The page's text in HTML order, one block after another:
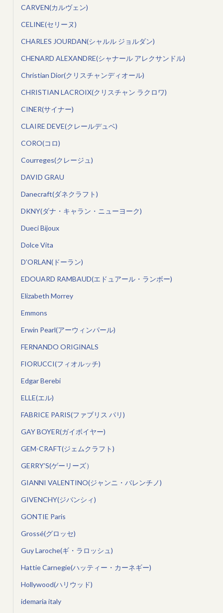
CARVEN(カルヴェン)
CELINE(セリーヌ)
CHARLES JOURDAN(シャルル ジョルダン)
CHENARD ALEXANDRE(シャナール アレクサンドル)
Christian Dior(クリスチャンディオール)
CHRISTIAN LACROIX(クリスチャン ラクロワ)
CINER(サイナー)
CLAIRE DEVE(クレールデュベ)
CORO(コロ)
Courreges(クレージュ)
DAVID GRAU
Danecraft(ダネクラフト)
DKNY(ダナ・キャラン・ニューヨーク)
Dueci Bijoux
Dolce Vita
D’ORLAN(ドーラン)
EDOUARD RAMBAUD(エドュアール・ランボー)
Elizabeth Morrey
Emmons
Erwin Pearl(アーウィンパール)
FERNANDO ORIGINALS
FIORUCCI(フィオルッチ)
Edgar Berebi
ELLE(エル)
FABRICE PARIS(ファブリス パリ)
GAY BOYER(ガイボイヤー)
GEM-CRAFT(ジェムクラフト)
GERRY’S(ゲーリーズ）
GIANNI VALENTINO(ジャンニ・バレンチノ)
GIVENCHY(ジバンシィ)
GONTIE Paris
Grossé(グロッセ)
Guy Laroche(ギ・ラロッシュ)
Hattie Carnegie(ハッティー・カーネギー)
Hollywood(ハリウッド)
idemaria italy